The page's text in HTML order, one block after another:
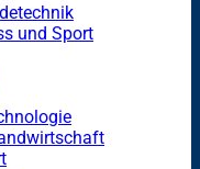
und Sport